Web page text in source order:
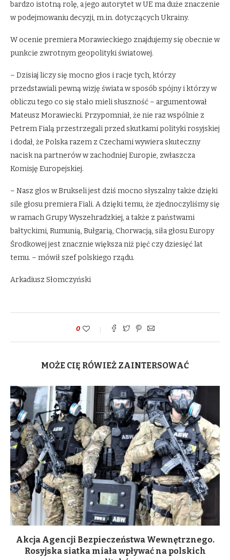
bardzo istotną rolę, a jego autorytet w UE ma duże znaczenie
w podejmowaniu decyzji, m.in. dotyczących Ukrainy.
W ocenie premiera Morawieckiego znajdujemy się obecnie w
punkcie zwrotnym geopolityki światowej.
– Dzisiaj liczy się mocno głos i racje tych, którzy
przedstawiali pewną wizję świata w sposób spójny i którzy w
obliczu tego co się stało mieli słuszność – argumentował
Mateusz Morawiecki. Przypomniał, że nie raz wspólnie z
Petrem Fialą przestrzegali przed skutkami polityki rosyjskiej
i dodał, że Polska razem z Czechami wywiera skuteczny
nacisk na partnerów w zachodniej Europie, zwłaszcza
Komisję Europejskiej.
– Nasz głos w Brukseli jest dziś mocno słyszalny także dzięki
sile głosu premiera Fiali. A dzięki temu, że zjednoczyliśmy się
w ramach Grupy Wyszehradzkiej, a także z państwami
bałtyckimi, Rumunią, Bułgarią, Chorwacją, siła głosu Europy
Środkowej jest znacznie większa niż pięć czy dziesięć lat
temu. – mówił szef polskiego rządu.
Arkadiusz Słomczyński
0
MOŻE CIĘ RÓWIEŻ ZAINTERSOWAĆ
Akcja Agencji Bezpieczeństwa Wewnętrznego.
Rosyjska siatka miała wpływać na polskich